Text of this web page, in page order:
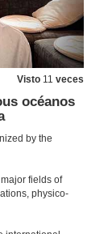
Visto 11 veces
océanos
by the
fields of
physico-
Quenda de preguntas. Extracción de bioactivos de algas pardas con aplicacións en cosmética e cosmecéutica
O uso da auga mariña e dos lagos salgados nos países do sur de América do Sur
Quenda de preguntas. O uso da auga mariña e dos lagos salgados nos países do sur de América do Sur